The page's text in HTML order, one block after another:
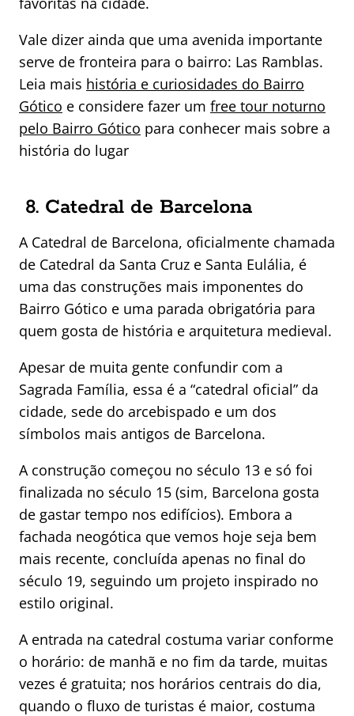
Vale dizer ainda que uma avenida importante
serve de fronteira para o bairro: Las Ramblas.
Leia mais história e curiosidades do Bairro
Gótico e considere fazer um free tour noturno
pelo Bairro Gótico para conhecer mais sobre a
história do lugar
8. Catedral de Barcelona
A Catedral de Barcelona, oficialmente chamada
de Catedral da Santa Cruz e Santa Eulália, é
uma das construções mais imponentes do
Bairro Gótico e uma parada obrigatória para
quem gosta de história e arquitetura medieval.
Apesar de muita gente confundir com a
Sagrada Família, essa é a “catedral oficial” da
cidade, sede do arcebispado e um dos
símbolos mais antigos de Barcelona.
A construção começou no século 13 e só foi
finalizada no século 15 (sim, Barcelona gosta
de gastar tempo nos edifícios). Embora a
fachada neogótica que vemos hoje seja bem
mais recente, concluída apenas no final do
século 19, seguindo um projeto inspirado no
estilo original.
A entrada na catedral costuma variar conforme
o horário: de manhã e no fim da tarde, muitas
vezes é gratuita; nos horários centrais do dia,
quando o fluxo de turistas é maior, costuma